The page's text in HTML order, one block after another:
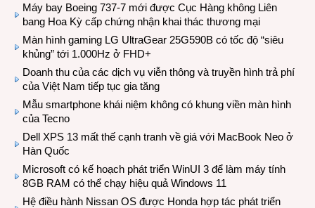
Máy bay Boeing 737-7 mới được Cục Hàng không Liên
bang Hoa Kỳ cấp chứng nhận khai thác thương mại
Màn hình gaming LG UltraGear 25G590B có tốc độ “siêu
khủng” tới 1.000Hz ở FHD+
Doanh thu của các dịch vụ viễn thông và truyền hình trả phí
của Việt Nam tiếp tục gia tăng
Mẫu smartphone khái niệm không có khung viền màn hình
của Tecno
Dell XPS 13 mất thế cạnh tranh về giá với MacBook Neo ở
Hàn Quốc
Microsoft có kế hoạch phát triển WinUI 3 để làm máy tính
8GB RAM có thể chạy hiệu quả Windows 11
Hệ điều hành Nissan OS được Honda hợp tác phát triển